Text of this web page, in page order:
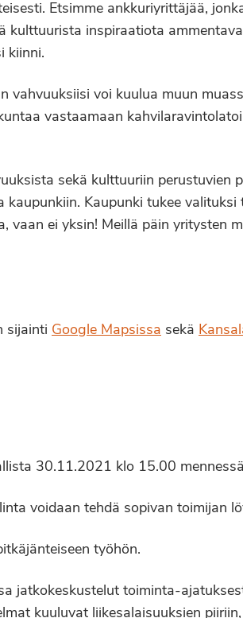
Etsimme ankkuriyrittäjää,
inspiraatiota
kiinni.
vahvuuksiisi voi kuulua muun
vastaamaan
sekä kulttuuriin perustuvien
Kaupunki tukee valituksi
ei yksin! Meillä päin yritysten
sijainti Google Mapsissa sekä
30.11.2021 klo 15.00
voidaan tehdä sopivan toimijan
työhön.
jatkokeskustelut toiminta-
kuuluvat liikesalaisuuksien